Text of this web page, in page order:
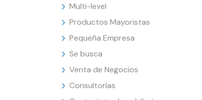
Multi-level
Productos Mayoristas
Pequeña Empresa
Se busca
Venta de Negocios
Consultorías